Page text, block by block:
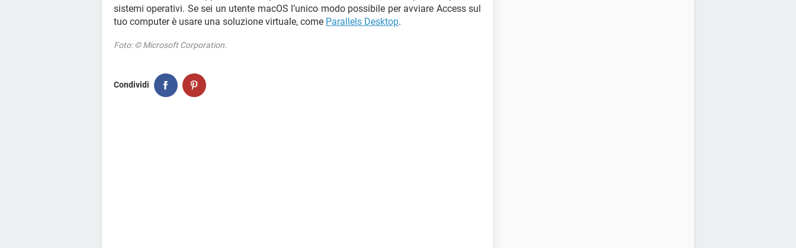
sistemi operativi. Se sei un utente macOS l’unico modo possibile per avviare Access sul
tuo computer è usare una soluzione virtuale, come Parallels Desktop.
Foto: © Microsoft Corporation.
Condividi